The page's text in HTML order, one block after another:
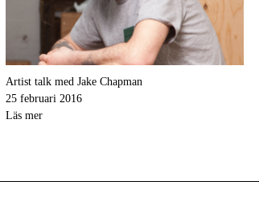
Artist talk med Jake Chapman
25 februari 2016
Läs mer